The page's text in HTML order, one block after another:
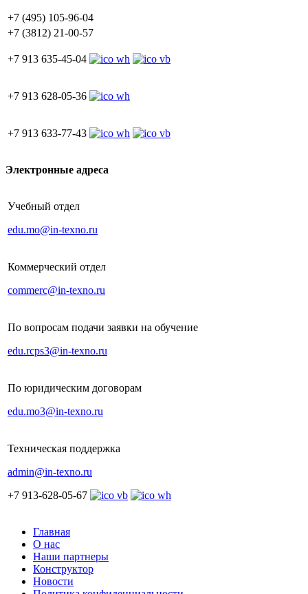
+7 (495) 105-96-04
+7 (3812) 21-00-57
+7 913 635-45-04
+7 913 628-05-36
+7 913 633-77-43
Электронные адреса
Учебный отдел
edu.mo@in-texno.ru
Коммерческий отдел
commerc@in-texno.ru
По вопросам подачи заявки на обучение
edu.rcps3@in-texno.ru
По юридическим договорам
edu.mo3@in-texno.ru
Техническая поддержка
admin@in-texno.ru
+7 913-628-05-67
Главная
О нас
Наши партнеры
Конструктор
Новости